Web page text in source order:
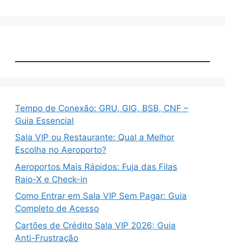
Tempo de Conexão: GRU, GIG, BSB, CNF –
Guia Essencial
Sala VIP ou Restaurante: Qual a Melhor
Escolha no Aeroporto?
Aeroportos Mais Rápidos: Fuja das Filas
Raio-X e Check-in
Como Entrar em Sala VIP Sem Pagar: Guia
Completo de Acesso
Cartões de Crédito Sala VIP 2026: Guia
Anti-Frustração